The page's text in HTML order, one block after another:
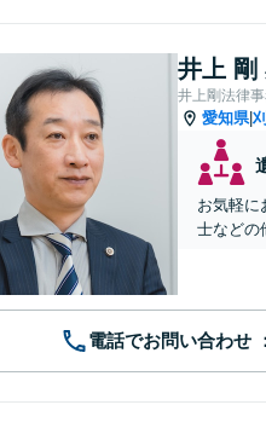
井上 剛
井上剛法律
愛知県|
お気軽に
士などの
電話でお問い合わせ